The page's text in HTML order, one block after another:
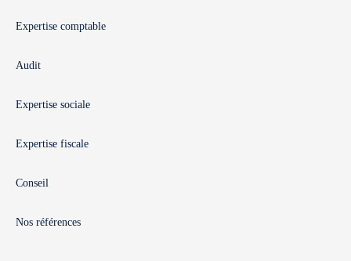
Expertise comptable
Audit
Expertise sociale
Expertise fiscale
Conseil
Nos références